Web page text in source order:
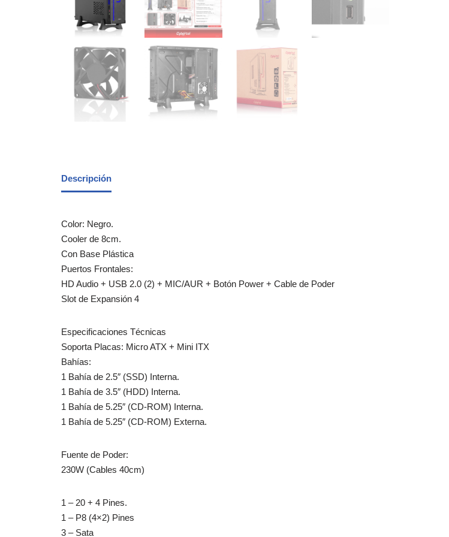
Descripción
Color: Negro.
Cooler de 8cm.
Con Base Plástica
Puertos Frontales:
HD Audio + USB 2.0 (2) + MIC/AUR + Botón Power + Cable de Poder
Slot de Expansión 4
Especificaciones Técnicas
Soporta Placas: Micro ATX + Mini ITX
Bahías:
1 Bahía de 2.5″ (SSD) Interna.
1 Bahía de 3.5″ (HDD) Interna.
1 Bahía de 5.25″ (CD-ROM) Interna.
1 Bahía de 5.25″ (CD-ROM) Externa.
Fuente de Poder:
230W (Cables 40cm)
1 – 20 + 4 Pines.
1 – P8 (4×2) Pines
3 – Sata